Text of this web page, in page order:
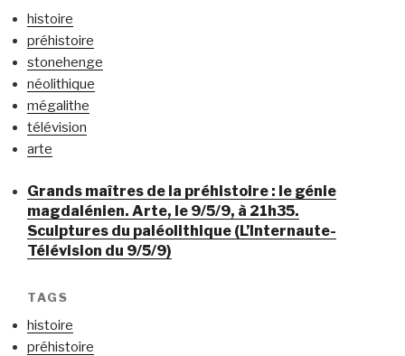
histoire
préhistoire
stonehenge
néolithique
mégalithe
télévision
arte
Grands maîtres de la préhistoire : le génie
magdalénien. Arte, le 9/5/9, à 21h35.
Sculptures du paléolithique (L’Internaute-
Télévision du 9/5/9)
TAGS
histoire
préhistoire